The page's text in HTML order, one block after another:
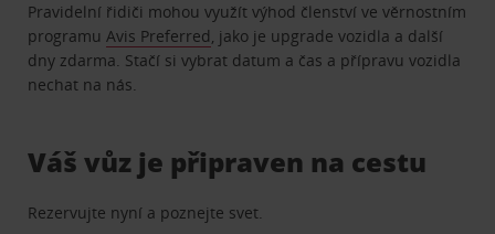
Pravidelní řidiči mohou využít výhod členství ve věrnostním
programuAvis Preferred, jako je upgrade vozidla a další
dny zdarma. Stačí si vybrat datum a čas a přípravu vozidla
nechat na nás.
Váš vůz je připraven na cestu
Rezervujte nyní a poznejte svet.